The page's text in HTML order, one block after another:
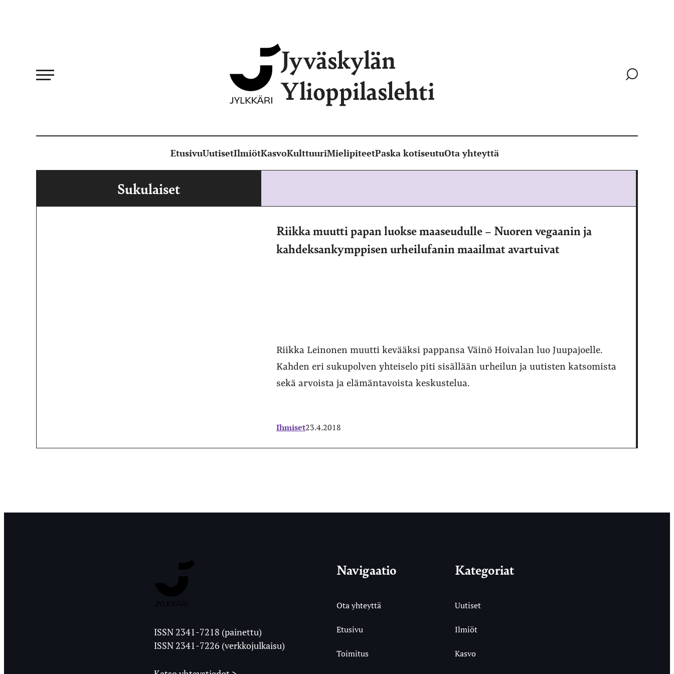
Jyväskylän
Ylioppilaslehti
Siirry
EtusivuUutisetIlmiötKasvoKulttuuriMielipiteetPaska kotiseutuOta yhteyttä
Sukulaiset
Riikka muutti papan luokse maaseudulle – Nuoren vegaanin ja
kahdeksankymppisen urheilufanin maailmat avartuivat
Riikka Leinonen muutti kevääksi pappansa Väinö Hoivalan luo Juupajoelle.
Kahden eri sukupolven yhteiselo piti sisällään urheilun ja uutisten katsomista
sekä arvoista ja elämäntavoista keskustelua.
Ihmiset23.4.2018
Ylioppilaslehti
ISSN 2341-7218 (painettu)
ISSN 2341-7226 (verkkojulkaisu)
Navigaatio
Ota yhteyttä
Etusivu
Toimitus
Kategoriat
Uutiset
Ilmiöt
Kasvo